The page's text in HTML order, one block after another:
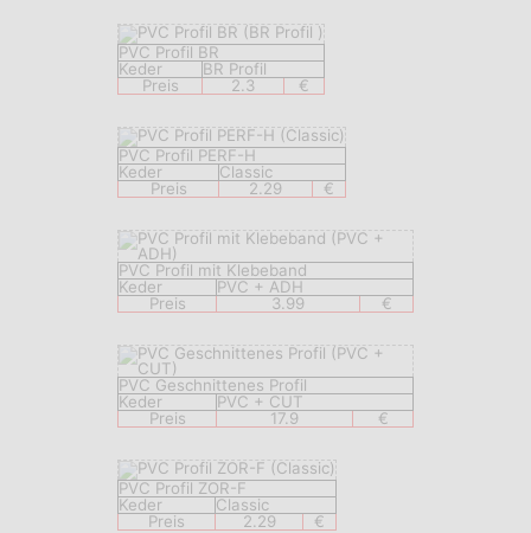
PVC Profil BR
Keder
BR Profil
Preis
2.3 €
PVC Profil PERF-H
Keder
Classic
Preis
2.29 €
PVC Profil mit Klebeband
Keder
PVC + ADH
Preis
3.99 €
PVC Geschnittenes Profil
Keder
PVC + CUT
Preis
17.9 €
PVC Profil ZOR-F
Keder
Classic
Preis
2.29 €